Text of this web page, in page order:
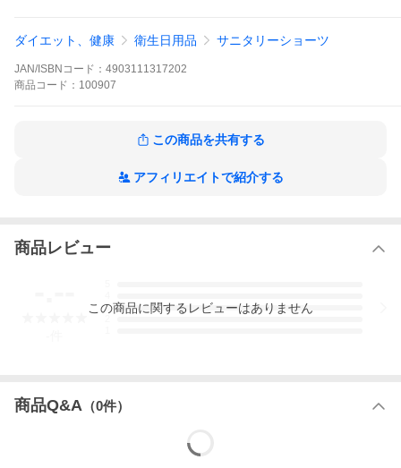
【塩素系漂白剤禁止】 脱水弱く・カゲ干し
●繊細な素材を使用しておりますので、洗濯や着脱の際、引っ
かけ等には充分にご注意ください。
ダイエット、健康 衛生日用品 サニタリーショーツ
JAN/ISBNコード： 4903111317202
商品 コード： 100907
この商品を共有する
アフィリエイトで紹介する
商品レビュー
3
この商品に関するレビューはありません
商品Q&A （0件）